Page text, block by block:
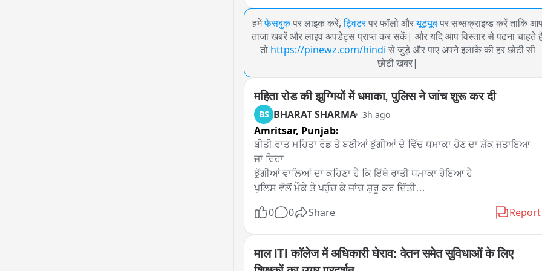
हमेंफेसबुक पर लाइक करें, ट्विटर पर फॉलो औरयूट्यूब पर सब्सक्राइब्ड करें ताकि
ताजा खबरें और लाइव अपडेट्स प्राप्त कर सकें| और यदि आप विस्तार से पढ़ना चाहते
तो https://pinewz.com/hindi से जुड़े और पाए अपने इलाके की हर छोटी सी
छोटी खबर|
महिता रोड की झुग्गियों में धमाका, पुलिस ने जांच शुरू कर दी
BS BHARAT SHARMA 3h ago
Amritsar, Punjab:
ਬੀਤੀ ਰਾਤ ਮਹਿਤਾ ਰੋਡ ਤੇ ਬਣੀਆਂ ਝੁੱਗੀਆਂ ਦੇ ਵਿੱਚ ਧਮਾਕਾ ਹੋਣ ਦਾ ਸ਼ੱਕ ਜਤਾਇਆ
ਜਾ ਰਿਹਾ
ਝੁੱਗੀਆਂ ਵਾਲਿਆਂ ਦਾ ਕਹਿਣਾ ਹੈ ਕਿ ਇੱਥੇ ਰਾਤੀ ਧਮਾਕਾ ਹੋਇਆ ਹੈ
ਪੁਲਿਸ ਵੱਲੋਂ ਮੌਕੇ ਤੇ ਪਹੁੰਚ ਕੇ ਜਾਂਚ ਸ਼ੁਰੂ ਕਰ ਦਿੱਤੀ
ਨਾਲ ਹੀ ਬੱਬਰ ਖਾਲਸਾ ਦੀ ਇੱਕ ਚਿੱਠੀ ਦਿੱਤੀ ਗਈ ਸੀ ਜਿਸ ਦੇ ਵਿੱਚ ਉਹਨਾਂ ਨੂੰ ਡਰਾਇ
ਐਂਕਰ ਬੀਤੀ ਰਾਤ ਮਹਿਤਾ ਰੋਡ ਦੇ ਉੱਪਰ ਬਣੀਆਂ ਝੁੱਗੀਆਂ ਦੇ ਵਿੱਚ ਧਮਾਕਾ ਹੋਣ ਦਾ
ਸ਼ੱਕ ਜਤਾਇਆ ਜਾ ਰਿਹਾ ਹੈ। ਝੁਗੀਆਂ ਵਾਲਿਆਂ ਦਾ ਕਹਿਣਾ ਹੈ ਕਿ ਬੀਤੀ ਰਾਤ 9 ਵਜੇ ਦੇ
0 0 Share Report
माल ITI कॉलेज में अधिकारी घेराव: वेतन समेत सुविधाओं के लिए